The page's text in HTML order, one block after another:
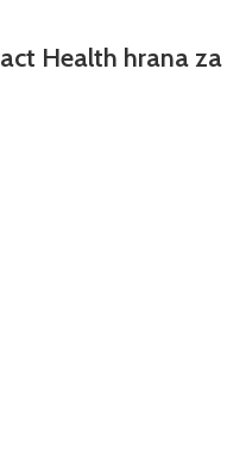
Health hrana za